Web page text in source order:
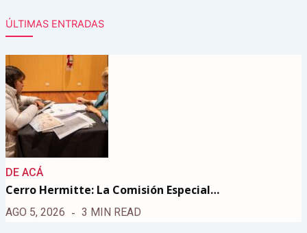
ÚLTIMAS ENTRADAS
DE ACÁ
Cerro Hermitte: La Comisión Especial…
AGO 5, 2026 3 MIN READ